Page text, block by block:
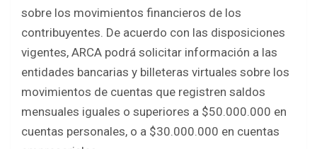
o
o
k
A
p
p
sobre los movimientos financieros de los
contribuyentes. De acuerdo con las disposiciones
vigentes, ARCA podrá solicitar información a las
entidades bancarias y billeteras virtuales sobre los
movimientos de cuentas que registren saldos
mensuales iguales o superiores a $50.000.000 en
cuentas personales, o a $30.000.000 en cuentas